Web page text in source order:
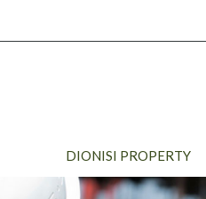
DIONISI PROPERTY